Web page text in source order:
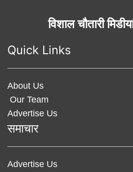
विशाल चौतारी
Quick Links
About Us
Our Team
Advertise Us
समाचार
Advertise Us